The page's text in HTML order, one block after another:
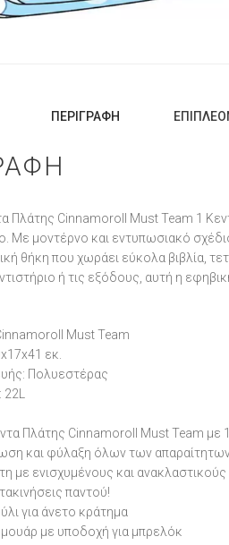
ΠΕΡΙΓΡΑΦΉ
Πλάτης Cinnamoroll Must Team 1
Με μοντέρνο και εντυπωσιακό
θήκη που χωράει εύκολα βιβλία,
ή τις εξόδους, αυτή η
Must Team
εκ.
Πολυεστέρας
Πλάτης Cinnamoroll Must Team με 1
και φύλαξη όλων των
με ενισχυμένους και
παντού!
για άνετο κράτημα
με υποδοχή για μπρελόκ